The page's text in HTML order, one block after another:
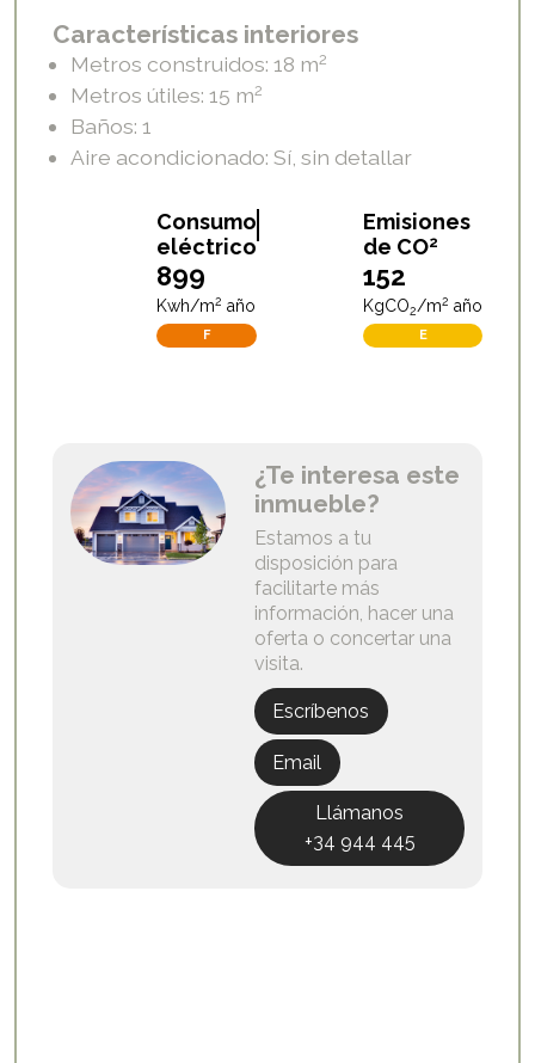
Características interiores
Metros construidos: 18 m2
Metros útiles: 15 m2
Baños: 1
Aire acondicionado: Sí, sin detallar
Consumo
eléctrico
899
Kwh/m2 año
F
Emisiones
de CO2
152
KgCO2/m2 año
E
¿Te interesa este
inmueble?
Estamos a tu
disposición para
facilitarte más
información, hacer una
oferta o concertar una
visita.
Escríbenos
Email
Llámanos
+34 944 445